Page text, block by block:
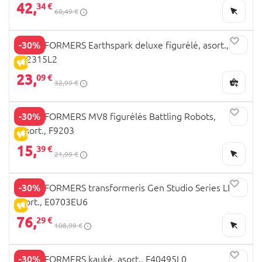
42,34 €
60,49 €
-30%
IŠPARDAVIMAS
TRANSFORMERS Earthspark deluxe figurėlė, asort.,
F62315L2
23,09 €
32,99 €
-30%
IŠPARDAVIMAS
TRANSFORMERS MV8 figurėlės Battling Robots,
assort., F9203
15,39 €
21,99 €
-30%
IŠPARDAVIMAS
TRANSFORMERS transformeris Gen Studio Series LDR,
asort., E0703EU6
76,29 €
108,99 €
-30%
TRANSFORMERS kaukė, asort., F40495L0